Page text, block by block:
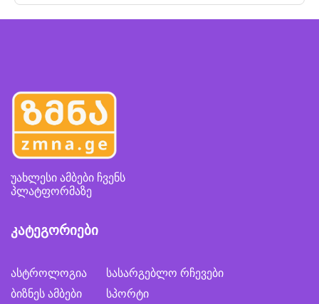
უახლესი ამბები ჩვენს
პლატფორმაზე
კატეგორიები
ასტროლოგია
ბიზნეს ამბები
სასარგებლო რჩევები
სპორტი